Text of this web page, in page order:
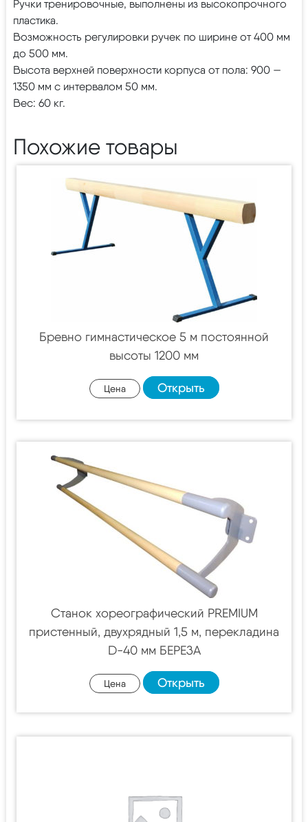
Ручки тренировочные, выполнены из высокопрочного
пластика.
Возможность регулировки ручек по ширине от 400 мм
до 500 мм.
Высота верхней поверхности корпуса от пола: 900 —
1350 мм с интервалом 50 мм.
Вес: 60 кг.
Похожие товары
Бревно гимнастическое 5 м постоянной
высоты 1200 мм
Цена Открыть
Станок хореографический PREMIUM
пристенный, двухрядный 1,5 м, перекладина
D-40 мм БЕРЕЗА
Цена Открыть